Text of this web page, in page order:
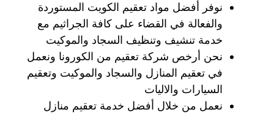
نوفر أفضل مواد تعقيم الكويت المستوردة
والفعالة في القضاء على كافة الجراثيم مع
خدمة تنشيف وتنظيف السجاد والموكيت
نحن أرخص شركة تعقيم من الكورونا ونعمل
في تعقيم المنازل والسجاد والموكيت وتعقيم
السيارات والاليات
نعمل من خلال أفضل خدمة تعقيم منازل